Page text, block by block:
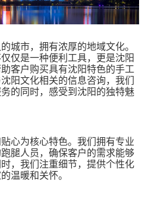
城市，拥有浓厚的地域文化。
仅是一种便利工具，更是沈阳
客户购买具有沈阳特色的手工
阳文化相关的信息咨询，我们
的同时，感受到沈阳的独特魅
心为核心特色。我们拥有专业
腿人员，确保客户的需求能够
，我们注重细节，提供个性化
温暖和关怀。